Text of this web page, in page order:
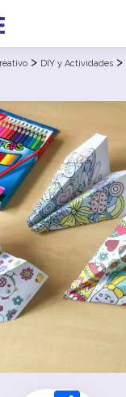
> DIY y Actividades >